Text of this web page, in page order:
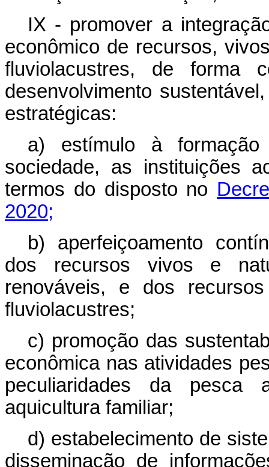
IX - promover a
econômico de recursos,
fluviolacustres, de forma
desenvolvimento
estratégicas:
a) estímulo à
sociedade, as instituições
termos do disposto no
2020;
b) aperfeiçoamento
dos recursos vivos e
renováveis, e dos
fluviolacustres;
c) promoção das
econômica nas atividades
peculiaridades da pesca
aquicultura familiar;
d) estabelecimento de
disseminação de